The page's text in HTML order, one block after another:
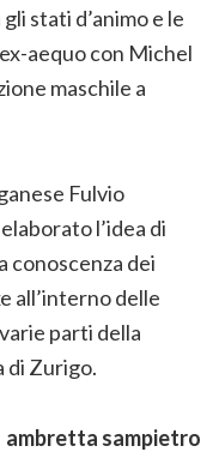
stati d’animo e le
aequo con Michel
maschile a
Fulvio
l’idea di
conoscenza dei
all’interno delle
parti della
di Zurigo.
ambretta sampietro